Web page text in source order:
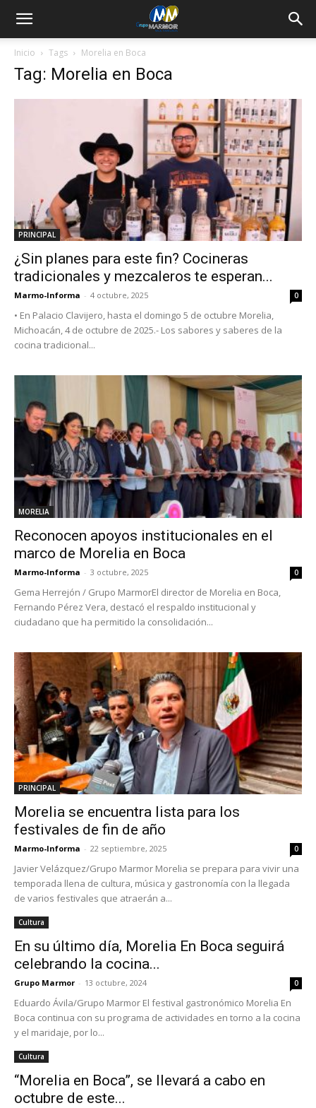
Inicio Tags Morelia en Boca
Tag: Morelia en Boca
PRINCIPAL
¿Sin planes para este fin? Cocineras
tradicionales y mezcaleros te esperan...
Marmo-Informa - 4 octubre, 2025 0
• En Palacio Clavijero, hasta el domingo 5 de octubre Morelia,
Michoacán, 4 de octubre de 2025.- Los sabores y saberes de la
cocina tradicional...
MORELIA
Reconocen apoyos institucionales en el
marco de Morelia en Boca
Marmo-Informa - 3 octubre, 2025 0
Gema Herrejón / Grupo MarmorEl director de Morelia en Boca,
Fernando Pérez Vera, destacó el respaldo institucional y
ciudadano que ha permitido la consolidación...
PRINCIPAL
Morelia se encuentra lista para los
festivales de fin de año
Marmo-Informa - 22 septiembre, 2025 0
Javier Velázquez/Grupo Marmor Morelia se prepara para vivir una
temporada llena de cultura, música y gastronomía con la llegada
de varios festivales que atraerán a...
Cultura
En su último día, Morelia En Boca seguirá
celebrando la cocina...
Grupo Marmor - 13 octubre, 2024 0
Eduardo Ávila/Grupo Marmor El festival gastronómico Morelia En
Boca continua con su programa de actividades en torno a la cocina
y el maridaje, por lo...
Cultura
“Morelia en Boca”, se llevará a cabo en
octubre de este...